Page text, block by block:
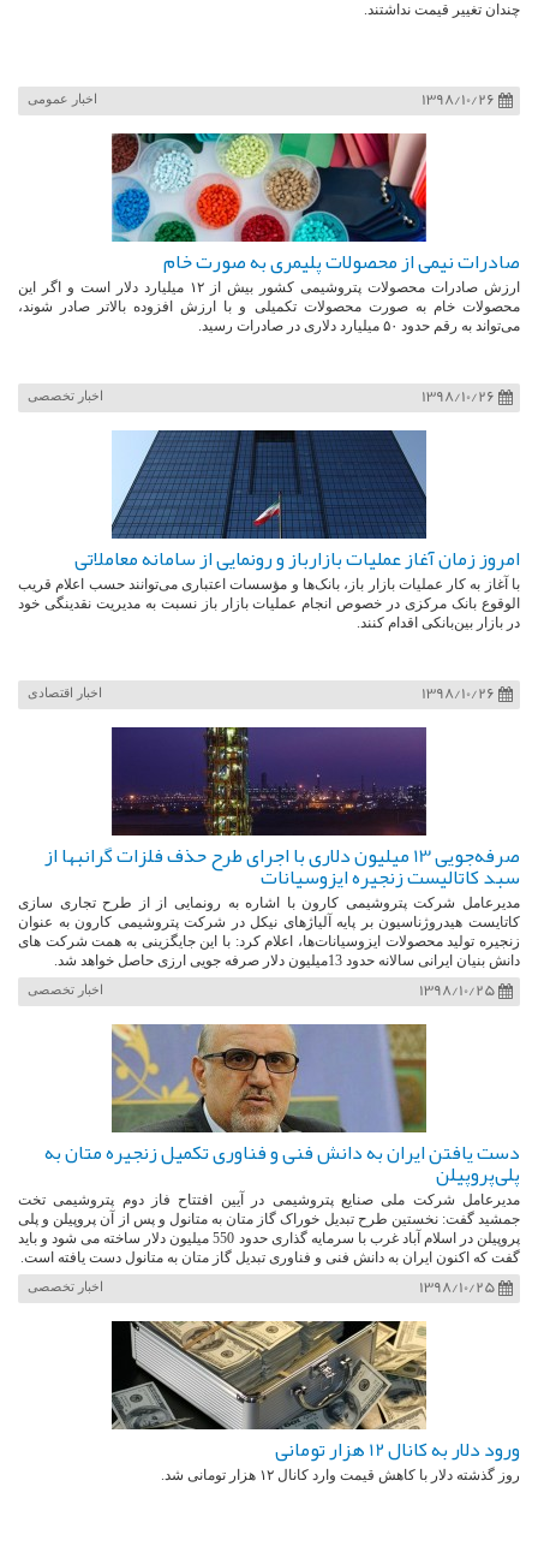
چندان تغییر قیمت نداشتند.
1398/10/26 اخبار عمومی
صادرات نیمی از محصولات پلیمری به صورت خام
ارزش صادرات محصولات پتروشیمی کشور بیش از ۱۲ میلیارد دلار است و اگر این
محصولات خام به صورت محصولات تکمیلی و با ارزش افزوده بالاتر صادر شوند،
می‌تواند به رقم حدود ۵۰ میلیارد دلاری در صادرات رسید.
1398/10/26 اخبار تخصصی
امروز زمان آغاز عملیات بازار‌باز و رونمایی از سامانه معاملاتی
با آغاز به کار عملیات بازار باز، بانک‌ها و مؤسسات اعتباری می‌توانند حسب اعلام قریب
الوقوع بانک مرکزی در خصوص انجام عملیات بازار باز نسبت به مدیریت نقدینگی خود
در بازار بین‌بانکی اقدام کنند.
1398/10/26 اخبار اقتصادی
صرفه‌جویی 13 میلیون دلاری با اجرای طرح حذف فلزات گرانبها از
سبد کاتالیست زنجیره ایزوسیانات
مدیرعامل شرکت پتروشیمی کارون با اشاره به رونمایی از از طرح تجاری سازی
کاتایست هیدروژناسیون بر پایه آلیاژهای نیکل در شرکت پتروشیمی کارون به عنوان
زنجیره تولید محصولات ایزوسیانات‌ها، اعلام کرد: با این جایگزینی به همت شرکت های
دانش بنیان ایرانی سالانه حدود 13میلیون دلار صرفه جویی ارزی حاصل خواهد شد.
1398/10/25 اخبار تخصصی
دست یافتن ایران به دانش فنی و فناوری تکمیل زنجیره متان به
پلی‌پروپیلن
مدیرعامل شرکت ملی صنایع پتروشیمی در آیین افتتاح فاز دوم پتروشیمی تخت
جمشید گفت: نخستین طرح تبدیل خوراک گاز متان به متانول و پس از آن پروپیلن و پلی
پروپیلن در اسلام آباد غرب با سرمایه گذاری حدود 550 میلیون دلار ساخته می شود و باید
گفت که اکنون ایران به دانش فنی و فناوری تبدیل گاز متان به متانول دست یافته است.
1398/10/25 اخبار تخصصی
ورود دلار به کانال 12 هزار تومانی
روز گذشته دلار با کاهش قیمت وارد کانال ۱۲ هزار تومانی شد.